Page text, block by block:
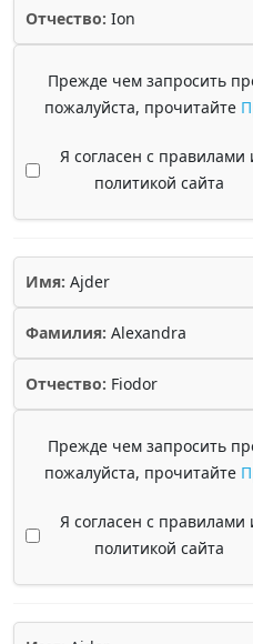
Отчество: Ion
Прежде чем запросить
пожалуйста, прочитайте
Я согласен с правилами
политикой сайта
Имя: Ajder
Фамилия: Alexandra
Отчество: Fiodor
Прежде чем запросить
пожалуйста, прочитайте
Я согласен с правилами
политикой сайта